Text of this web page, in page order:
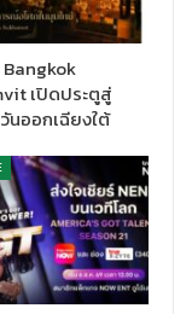
ผอ.รพยันฮี กล่าวว่า
นขายยา ช่องทางโม
จะนำเข้า 7-11 เพื่อ
เปิดประตูสู่
นออกเฉียงใต้